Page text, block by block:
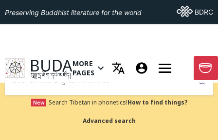
Preserving Buddhist literature for the world Go ToBDRC
GO TO HOMEPAGE
BUDA
བུདྡྷ་དྲ་ཐོག་དཔེ་མཛོད།
OPEN MENU OF MORE PAGES
MORE
PAGES
GO
Submit
New Search Tibetan in phonetics!How to find things?
Advanced search